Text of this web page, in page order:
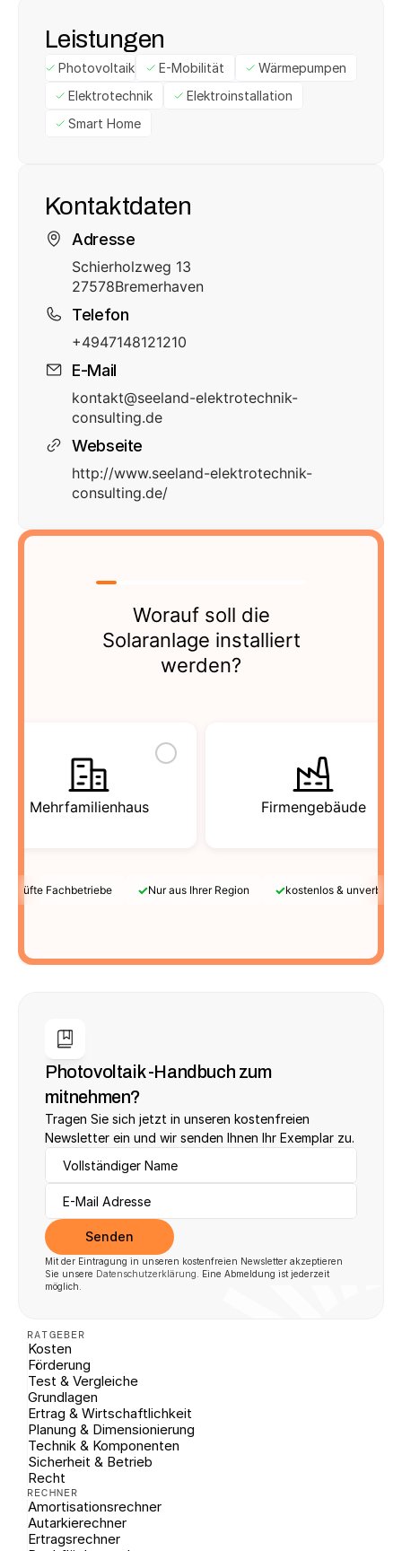
Leistungen
Photovoltaik E-Mobilität
Wärmepumpen
Elektrotechnik
Elektroinstallation
Smart Home
Kontaktdaten
Adresse
Schierholzweg 13
27578Bremerhaven
Telefon
+4947148121210
E-Mail
kontakt@seeland-elektrotechnik-
consulting.de
Webseite
http://www.seeland-elektrotechnik-
consulting.de/
Worauf soll die
Solaranlage installiert
werden?
Mehrfamilienhaus Firmengebäude
Fachbetriebe ✓Nur aus Ihrer Region ✓kostenlos &
Photovoltaik -Handbuch zum
mitnehmen?
Tragen Sie sich jetzt in unseren kostenfreien
Newsletter ein und wir senden Ihnen Ihr Exemplar zu.
Senden
Mit der Eintragung in unseren kostenfreien Newsletter akzeptieren
Sie unsere Datenschutzerklärung . Eine Abmeldung ist jederzeit
möglich.
RATGEBER
Kosten
Förderung
Test & Vergleiche
Grundlagen
Ertrag & Wirtschaftlichkeit
Planung & Dimensionierung
Technik & Komponenten
Sicherheit & Betrieb
Recht
RECHNER
Amortisationsrechner
Autarkierechner
Ertragsrechner